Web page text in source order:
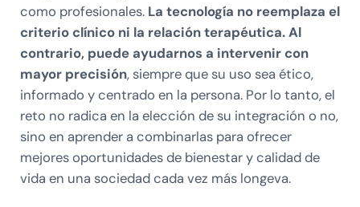
como profesionales. La tecnología no reemplaza el
criterio clínico ni la relación terapéutica. Al
contrario, puede ayudarnos a intervenir con
mayor precisión, siempre que su uso sea ético,
informado y centrado en la persona. Por lo tanto, el
reto no radica en la elección de su integración o no,
sino en aprender a combinarlas para ofrecer
mejores oportunidades de bienestar y calidad de
vida en una sociedad cada vez más longeva.